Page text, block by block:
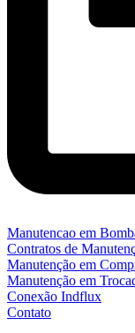
Manutencao em
Contratos de
Manutenção em
Manutenção em
Conexão Indflux
Contato